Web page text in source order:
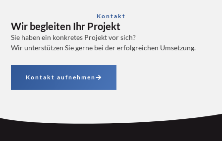
Kontakt
Wir begleiten Ihr Projekt
Sie haben ein konkretes Projekt vor sich?
Wir unterstützen Sie gerne bei der erfolgreichen Umsetzung.
Kontakt aufnehmen